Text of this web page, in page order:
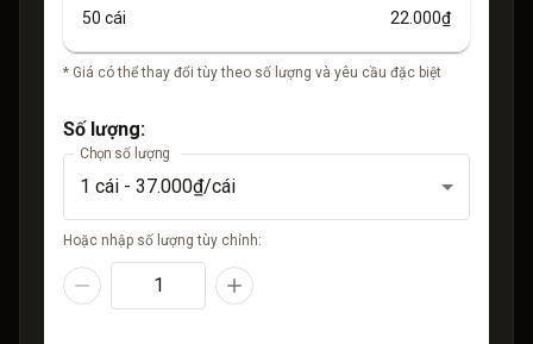
50 cái 22.000₫
* Giá có thể thay đổi tùy theo số lượng và yêu cầu đặc biệt
Số lượng:
Chọn số lượng
1 cái - 37.000₫/cái
Hoặc nhập số lượng tùy chỉnh: